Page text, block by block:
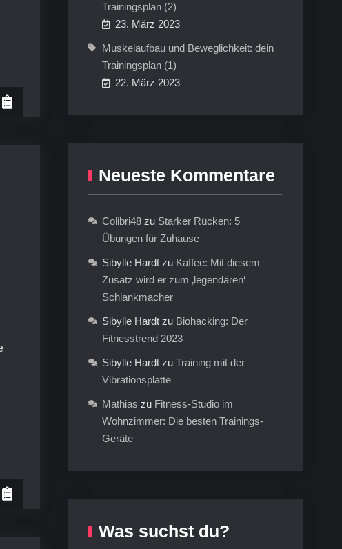
Trainingsplan (2)
23. März 2023
Muskelaufbau und Beweglichkeit: dein
Trainingsplan (1)
22. März 2023
Neueste Kommentare
Colibri48 zu Starker Rücken: 5
Übungen für Zuhause
Sibylle Hardt zu Kaffee: Mit diesem
Zusatz wird er zum ‚legendären‘
Schlankmacher
Sibylle Hardt zu Biohacking: Der
Fitnesstrend 2023
Sibylle Hardt zu Training mit der
Vibrationsplatte
Mathias zu Fitness-Studio im
Wohnzimmer: Die besten Trainings-
Geräte
Was suchst du?